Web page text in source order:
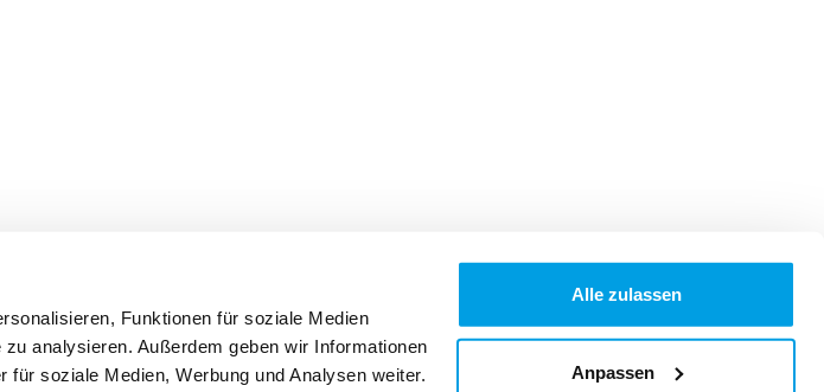
Funktionen für soziale Medien
analysieren. Außerdem geben wir Informationen
soziale Medien, Werbung und Analysen weiter.
Alle zulassen
Anpassen